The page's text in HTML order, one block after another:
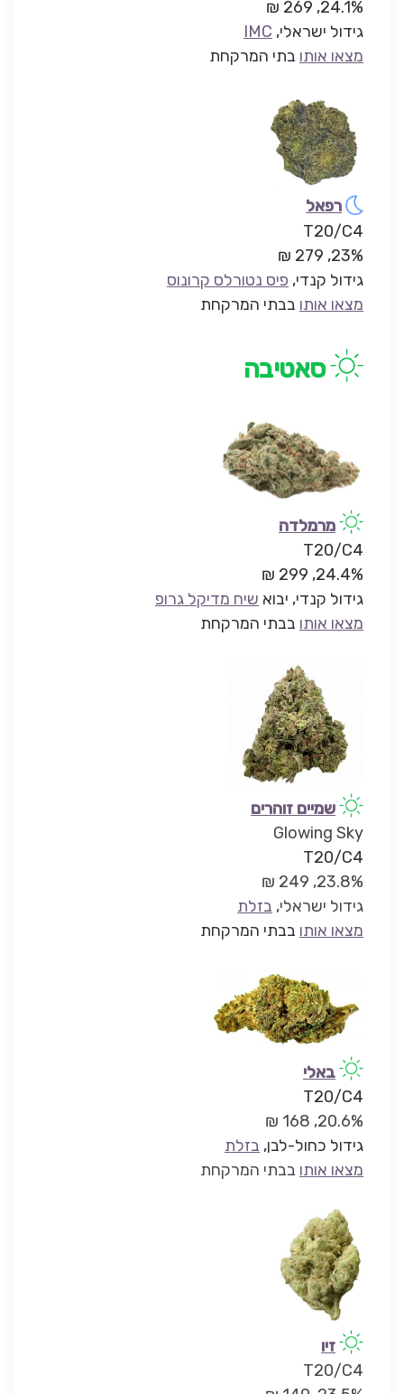
24.1%, 269 ₪
גידול ישראלי, IMC
מצאו אותו בתי המרקחת
רפאל
T20/C4
23%, 279 ₪
גידול קנדי, פיס נטורלס קרונוס
מצאו אותו בבתי המרקחת
סאטיבה
מרמלדה
T20/C4
24.4%, 299 ₪
גידול קנדי, יבוא שיח מדיקל גרופ
מצאו אותו בבתי המרקחת
שמיים זוהרים
Glowing Sky
T20/C4
23.8%, 249 ₪
גידול ישראלי, בזלת
מצאו אותו בבתי המרקחת
באלי
T20/C4
20.6%, 168 ₪
גידול כחול-לבן, בזלת
מצאו אותו בבתי המרקחת
זיו
T20/C4